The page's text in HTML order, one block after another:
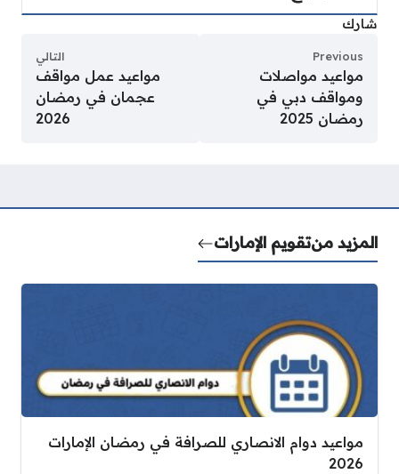
شارك
Previous
مواعيد مواصلات
ومواقف دبي في
رمضان 2025
التالي
مواعيد عمل مواقف
عجمان في رمضان
2026
المزيد منتقويم الإمارات
مواعيد دوام الانصاري للصرافة في رمضان الإمارات
2026